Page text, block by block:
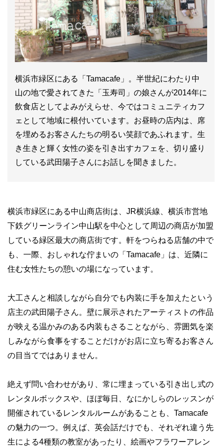
横浜市緑区にある「Tamacafe」。半世紀にわたり中
山の地で愛されてきた「玉寿司」の娘さんが2014年に
飲食店としてよみがえらせ、今ではコミュニティカフ
ェとして地域に根付いています。お昼時の店内は、席
を埋めるお客さんたちの明るい笑顔であふれます。生
き生きと輝く女性の姿を引き出すカフェを、切り盛り
している武田陽子さんにお話しを聞きました。
横浜市緑区にある中山商店街は、JR横浜線、横浜市営地
下鉄グリーンライン中山駅を中心として周辺の商店が加盟
している緑区最大の商店街です。軒をつらねる店舗の中で
も、一際、おしゃれな佇まいの「Tamacafe」は、近隣に
住む女性たちの憩いの場になっています。
大工さんと相談しながら自分でも内装に手を加えたという
店主の武田陽子さん。壁に展示されたアーティストの作品
が映える温かみのある内装もさることながら、雰囲気を楽
しみながら食事をすることだけがお店に立ち寄るお客さん
の目当てではありません。
絶えず問い合わせがあり、常に埋まっている引き出し式の
レンタルボックスや、ほぼ毎日、なにかしらのレッスンが
開催されているレンタルルームがあることも、Tamacafe
の魅力の一つ。例えば、英会話だけでも、それぞれ違う先
生による4種類の教室があったり、絵画やフラワーアレン